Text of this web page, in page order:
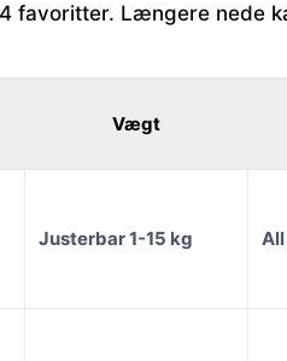
favoritter. Længere nede
Vægt
Justerbar 1-15 kg